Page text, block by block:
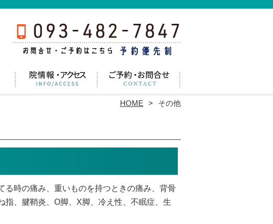
HOME その他
時の痛み、重いものを持つときの痛み、背骨
、腱鞘炎、O脚、X脚、冷え性、不眠症、生